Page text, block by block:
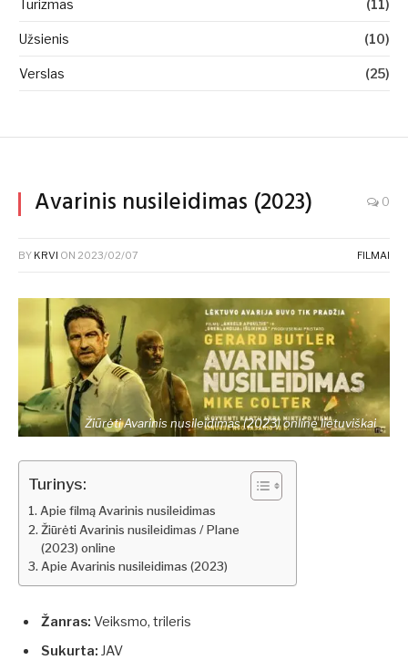
Turizmas (11)
Užsienis (10)
Verslas (25)
Avarinis nusileidimas (2023) 0
BY KRVI ON 2023/02/07 FILMAI
Žiūrėti Avarinis nusileidimas (2023) online lietuviškai
Turinys:
Apie filmą Avarinis nusileidimas
Žiūrėti Avarinis nusileidimas / Plane
(2023) online
Apie Avarinis nusileidimas (2023)
Žanras: Veiksmo, trileris
Sukurta: JAV